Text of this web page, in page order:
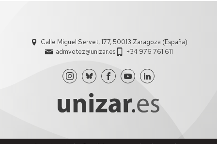
Calle Miguel Servet, 177, 50013 Zaragoza (España)
admvetez@unizar.es
+34 976 761 611